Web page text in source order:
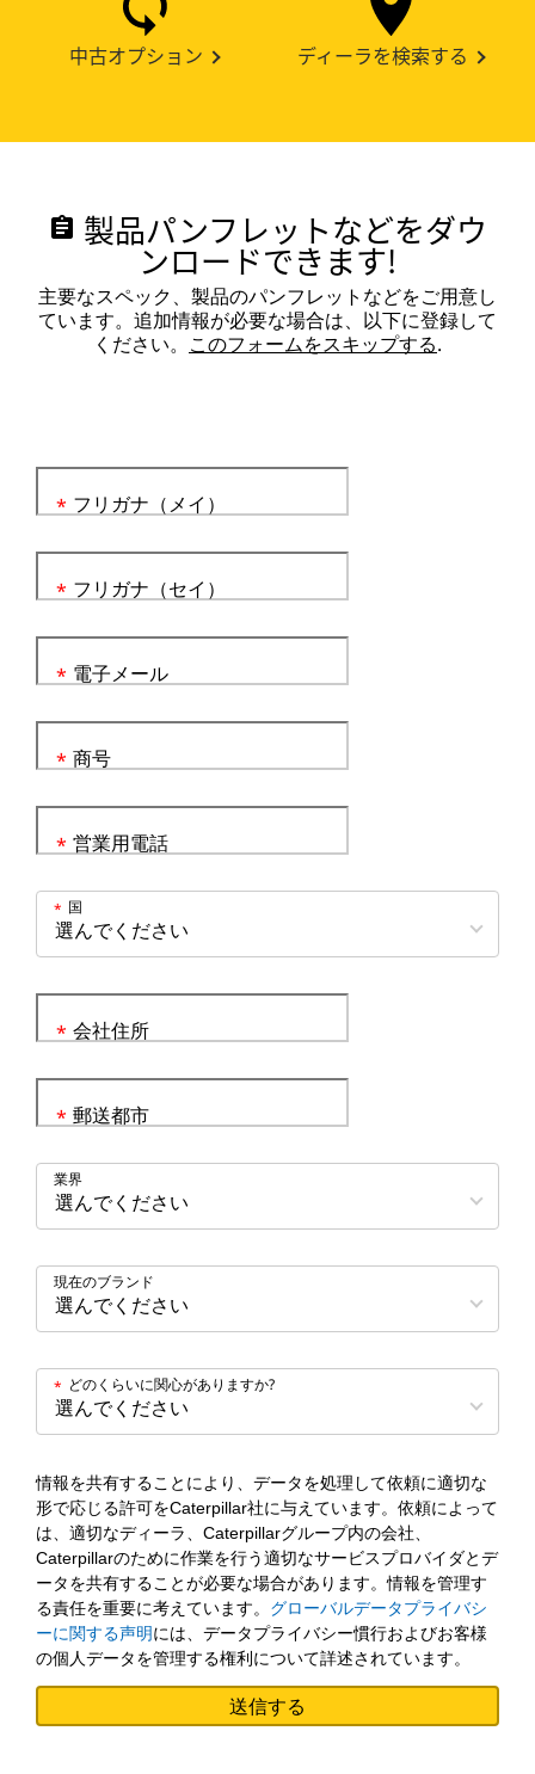
中古オプション ディーラを検索する
assignment 製品パンフレットなどをダウ
ンロードできます!
主要なスペック、製品のパンフレットなどをご用意し
ています。追加情報が必要な場合は、以下に登録して
ください。 このフォームをスキップする.
フリガナ（メイ）
*
フリガナ（セイ）
*
電子メール
*
商号
*
営業用電話
*
国
*
会社住所
*
郵送都市
*
業界
現在のブランド
どのくらいに関心がありますか?
*
情報を共有することにより、データを処理して依頼に適切な
形で応じる許可をCaterpillar社に与えています。依頼によって
は、適切なディーラ、Caterpillarグループ内の会社、
Caterpillarのために作業を行う適切なサービスプロバイダとデ
ータを共有することが必要な場合があります。情報を管理す
る責任を重要に考えています。 グローバルデータプライバシ
ーに関する声明には、データプライバシー慣行およびお客様
の個人データを管理する権利について詳述されています。